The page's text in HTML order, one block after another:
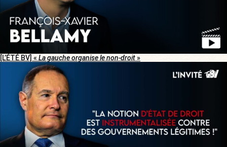
[L’ÉTÉ BV] « La gauche organise le non-droit»